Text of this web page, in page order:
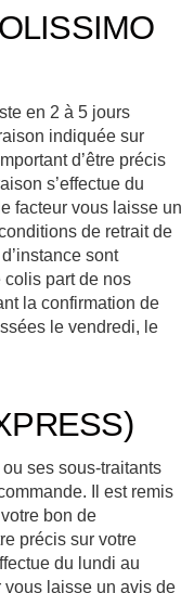
en 2 à 5 jours
indiquée sur
d’être précis
s’effectue du
facteur vous laisse un
de retrait de
sont
part de nos
la confirmation de
le vendredi, le
ses sous-traitants
Il est remis
bon de
précis sur votre
du lundi au
vous laisse un avis de